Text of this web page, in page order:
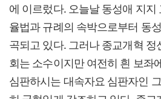
에 이르렀다. 오늘날 동성애 지지
율법과 규례의 속박으로부터 동
곡되고 있다. 그러나 종교개혁 정
회는 소수이지만 여전히 흰 보좌
심판하시는 대속자요 심판자인